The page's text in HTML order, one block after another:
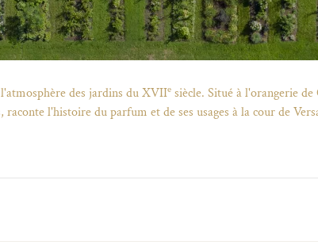
des jardins du XVIIe siècle. Situé à l'orangerie
l'histoire du parfum et de ses usages à la cour de